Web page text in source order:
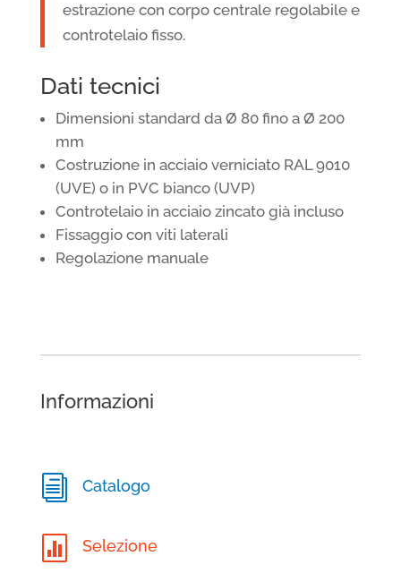
estrazione con corpo centrale regolabile e
controtelaio fisso.
Dati tecnici
Dimensioni standard da Ø 80 fino a Ø 200
mm
Costruzione in acciaio verniciato RAL 9010
(UVE) o in PVC bianco (UVP)
Controtelaio in acciaio zincato già incluso
Fissaggio con viti laterali
Regolazione manuale
Informazioni
i Catalogo
 Selezione